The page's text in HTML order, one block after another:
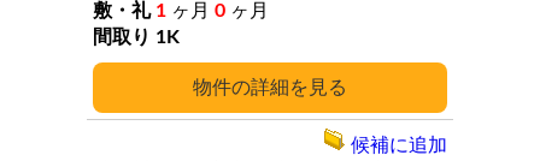
詳細
1 ヶ月 0 ヶ月
1K
候補に追加